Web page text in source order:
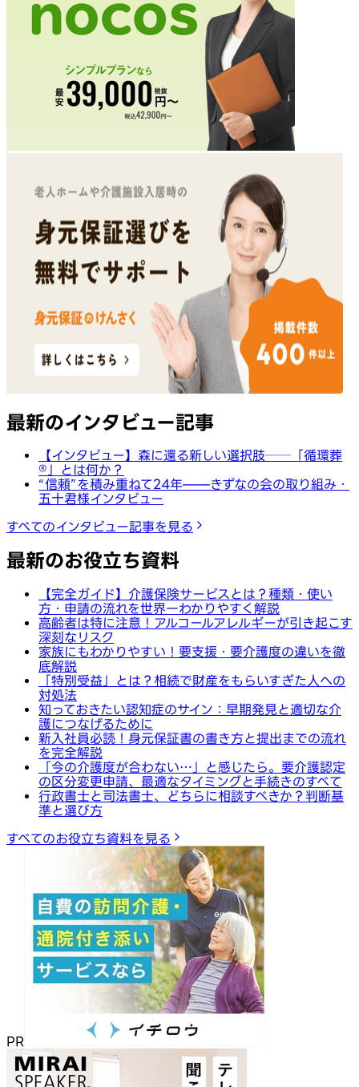
最新のインタビュー記事
【インタビュー】森に還る新しい選択肢──「循環葬
®︎」とは何か？
“信頼”を積み重ねて24年——きずなの会の取り組み・
五十君様インタビュー
すべてのインタビュー記事を見る
最新のお役立ち資料
【完全ガイド】介護保険サービスとは？種類・使い
方・申請の流れを世界一わかりやすく解説
高齢者は特に注意！アルコールアレルギーが引き起こす
深刻なリスク
家族にもわかりやすい！要支援・要介護度の違いを徹
底解説
「特別受益」とは？相続で財産をもらいすぎた人への
対処法
知っておきたい認知症のサイン：早期発見と適切な介
護につなげるために
新入社員必読！身元保証書の書き方と提出までの流れ
を完全解説
「今の介護度が合わない…」と感じたら。要介護認定
の区分変更申請、最適なタイミングと手続きのすべて
行政書士と司法書士、どちらに相談すべきか？判断基
準と選び方
すべてのお役立ち資料を見る
PR